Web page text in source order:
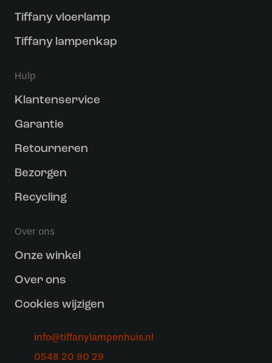
Tiffany vloerlamp
Tiffany lampenkap
Hulp
Klantenservice
Garantie
Retourneren
Bezorgen
Recycling
Over ons
Onze winkel
Over ons
Cookies wijzigen
info@tiffanylampenhuis.nl
0548 20 90 29